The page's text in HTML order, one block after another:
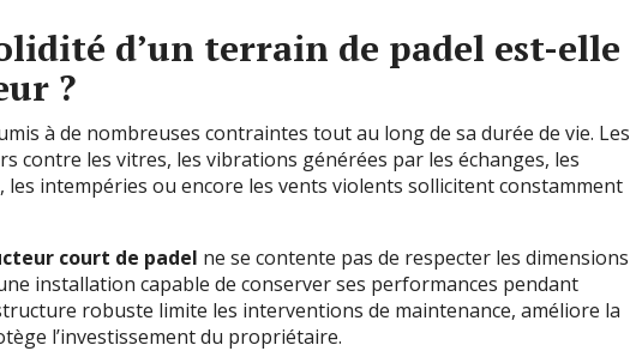
d’un terrain de padel est-elle
?
à de nombreuses contraintes tout au long de sa durée de vie. Les
contre les vitres, les vibrations générées par les échanges, les
intempéries ou encore les vents violents sollicitent constamment
court de padel ne se contente pas de respecter les dimensions
installation capable de conserver ses performances pendant
robuste limite les interventions de maintenance, améliore la
l’investissement du propriétaire.